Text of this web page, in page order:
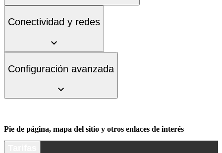
Conectividad y redes
Configuración avanzada
Pie de página, mapa del sitio y otros enlaces de interés